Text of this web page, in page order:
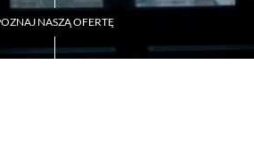
NASZĄ OFERTĘ